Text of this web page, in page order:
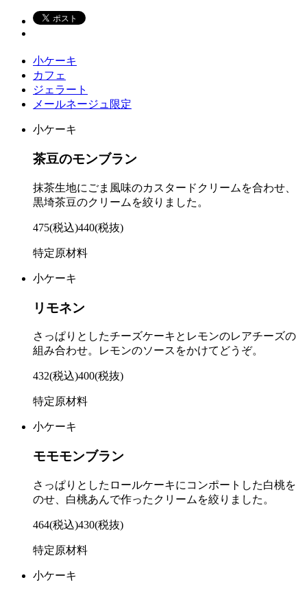
小ケーキ
カフェ
ジェラート
メールネージュ限定
小ケーキ
茶豆のモンブラン
抹茶生地にごま風味のカスタードクリームを合わせ、
黒埼茶豆のクリームを絞りました。
475(税込)440(税抜)
特定原材料
小ケーキ
リモネン
さっぱりとしたチーズケーキとレモンのレアチーズの
組み合わせ。レモンのソースをかけてどうぞ。
432(税込)400(税抜)
特定原材料
小ケーキ
モモモンブラン
さっぱりとしたロールケーキにコンポートした白桃を
のせ、白桃あんで作ったクリームを絞りました。
464(税込)430(税抜)
特定原材料
小ケーキ